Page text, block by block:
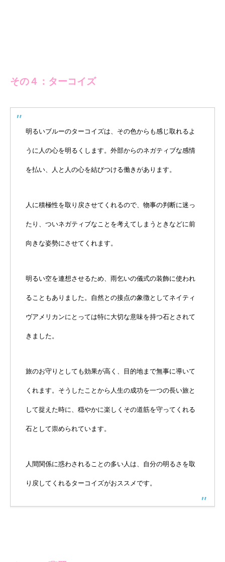
その４：ターコイズ
明るいブルーのターコイズは、その色からも感じ取れるよ
うに人の心を明るくします。外部からのネガティブな感情
を払い、人と人の心を結びつける働きがあります。
人に積極性を取り戻させてくれるので、物事の判断に迷っ
たり、ついネガティブなことを考えてしまうときなどに前
向きな姿勢にさせてくれます。
明るい空を連想させるため、雨乞いの儀式の装飾に使われ
ることもありました。自然との接点の象徴としてネイティ
ヴアメリカンにとっては特に大切な意味を持つ石とされて
きました。
旅のお守りとしても効果が高く、目的地まで無事に導いて
くれます。そうしたことから人生の成功を一つの長い旅と
して捉えた時に、穏やかに楽しくその道筋を守ってくれる
石として崇められています。
人間関係に惑わされることの多い人は、自分の明るさを取
り戻してくれるターコイズがおススメです。